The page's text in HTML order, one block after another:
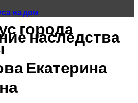
города
Екатерина
на дом
наследства